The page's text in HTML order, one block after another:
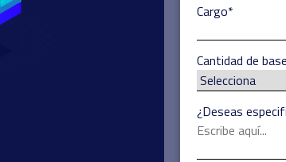
Cargo*
Cantidad de
¿Deseas